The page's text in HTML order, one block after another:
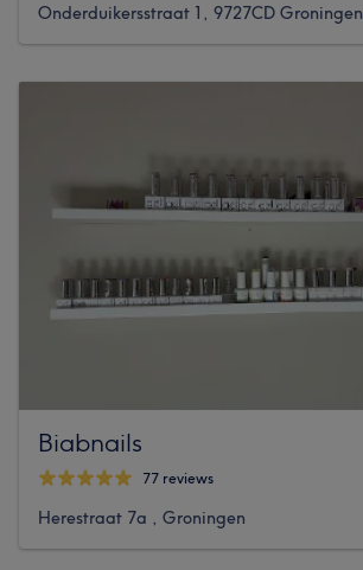
Onderduikersstraat 1, 9727CD Groningen
Biabnails
77 reviews
Herestraat 7a , Groningen